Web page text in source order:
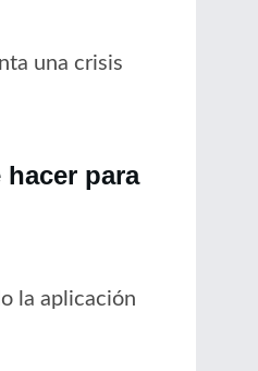
una crisis
para
la aplicación